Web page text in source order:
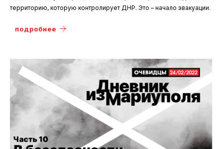
территорию, которую контролирует ДНР. Это – начало эвакуации.
подробнее